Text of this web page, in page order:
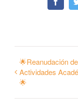
🌟Reanudación
Actividades
🌟